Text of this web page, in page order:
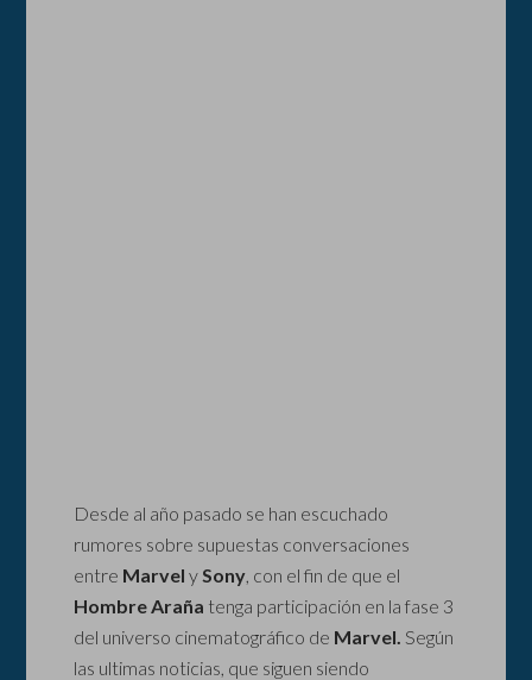
Desde al año pasado se han escuchado
rumores sobre supuestas conversaciones
entre Marvel ySony, con el fin de que el
Hombre Araña tenga participación en la fase 3
del universo cinematográfico de Marvel. Según
las ultimas noticias, que siguen siendo